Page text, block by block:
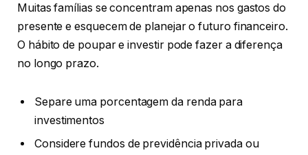
Muitas famílias se concentram apenas nos gastos do
presente e esquecem de planejar o futuro financeiro.
O hábito de poupar e investir pode fazer a diferença
no longo prazo.
Separe uma porcentagem da renda para
investimentos
Considere fundos de previdência privada ou